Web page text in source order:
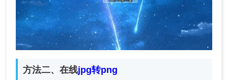
方法二、在线jpg转png